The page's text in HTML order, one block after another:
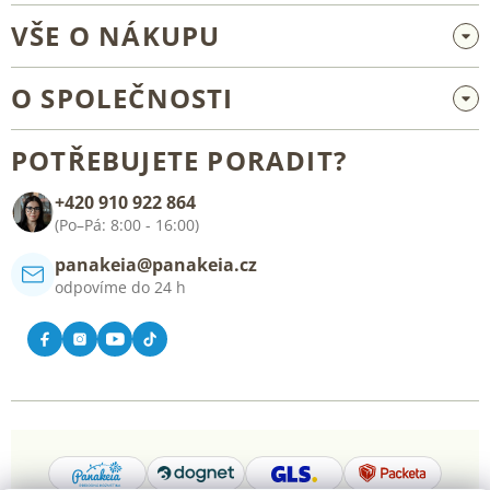
VŠE O NÁKUPU
Velkoobchod a spolupráce
Všeobecné obchodní podmínky
O SPOLEČNOSTI
Kontakt
POTŘEBUJETE PORADIT?
+420 910 922 864
(Po–Pá: 8:00 - 16:00)
panakeia@panakeia.cz
odpovíme do 24 h